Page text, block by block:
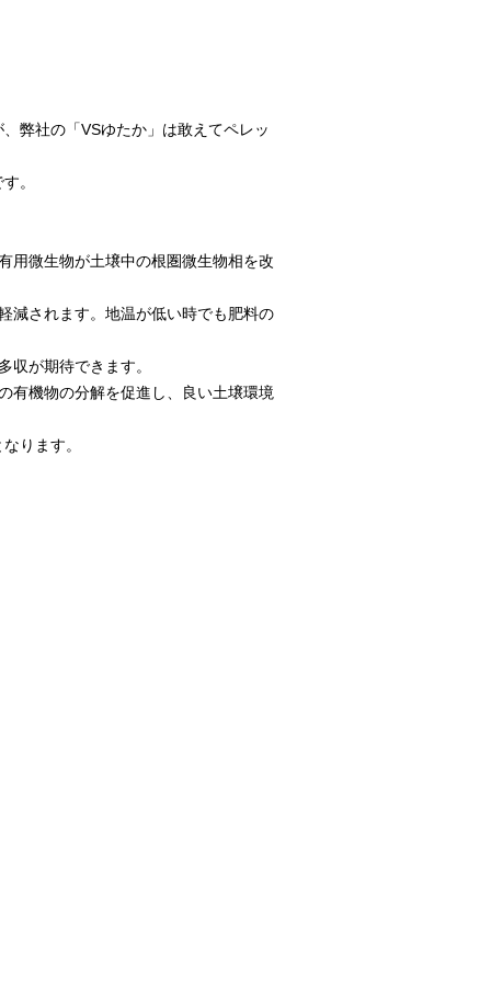
弊社の「VSゆたか」は敢えてペレッ
。
用微生物が土壌中の根圏微生物相を改
減されます。地温が低い時でも肥料の
収が期待できます。
有機物の分解を促進し、良い土壌環境
ります。